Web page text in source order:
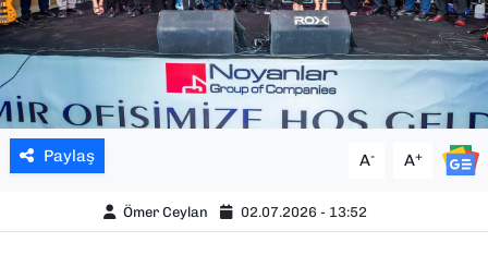
Paylaş A- A+
Ömer Ceylan 02.07.2026 - 13:52
YEREL YÖNETİMLER